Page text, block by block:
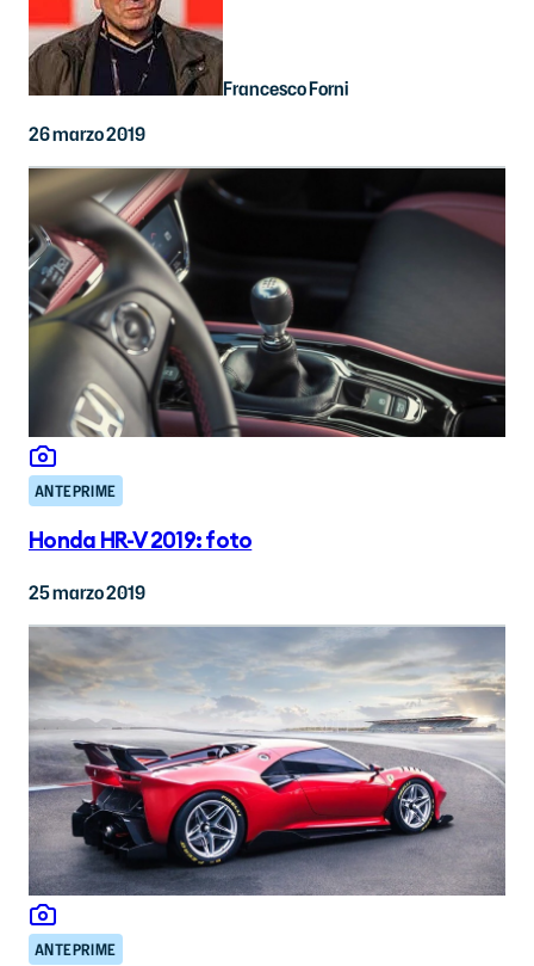
Francesco Forni
26 marzo 2019
ANTEPRIME
Honda HR-V 2019: foto
25 marzo 2019
ANTEPRIME